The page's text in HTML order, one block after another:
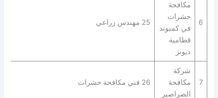
6
مكافحة
حشرات
في كمبوند
قطامية
ديونز
25 مهندس زراعي
7
شركة
مكافحة
الصراصير
26 فني مكافحة حشرات